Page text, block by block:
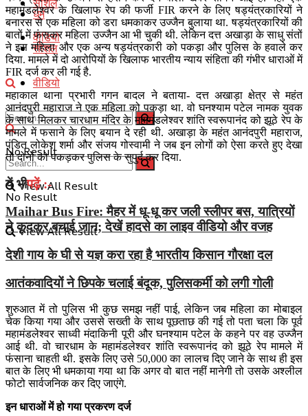
वीडियो
No Result
View All Result
धर्म
सोशल
वीडियो
No Result
View All Result
महामंडलेश्वर के खिलाफ रेप की फर्जी FIR करने के लिए षड्यंत्रकारियों ने
बनारस से एक महिला को डरा धमकाकर उज्जैन बुलाया था. षड्यंत्रकारियों की
बातों में फंसकर महिला उज्जैन आ भी चुकी थी. लेकिन दत्त अखाड़ा के साधु संतों
ने इस महिला और एक अन्य षड्यंत्रकारी को पकड़ा और पुलिस के हवाले कर
दिया. मामले में दो आरोपियों के खिलाफ भारतीय न्याय संहिता की गंभीर धाराओं में
FIR दर्ज कर ली गई है.
महाकाल थाना प्रभारी गगन बादल ने बताया- दत्त अखाड़ा क्षेत्र से महंत
आनंदपुरी महाराज ने एक महिला को पकड़ा था. वो घनश्याम पटेल नामक युवक
के साथ मिलकर चारधाम मंदिर के महामंडलेश्वर शांति स्वरूपानंद को झूठे रेप के
मामले में फसाने के लिए बयान दे रही थी. अखाड़ा के महंत आनंदपुरी महाराज,
पंडित लोकेश शर्मा और संजय गोस्वामी ने जब इन लोगों को ऐसा करते हुए देखा
तो दोनों को पकड़कर पुलिस के सुपुर्द कर दिया.
यें भीपढ़ें :-
Maihar Bus Fire: मैहर में धू-धू कर जली स्लीपर बस, यात्रियों
ने कूदकर बचाई जान; देखें हादसे का लाइव वीडियो और वजह
देशी गाय के घी से यज्ञ करा रहा है भारतीय किसान गौरक्षा दल
आतंकवादियों ने छिपके चलाई बंदूक, पुलिसकर्मी को लगी गोली
शुरुआत में तो पुलिस भी कुछ समझ नहीं पाई, लेकिन जब महिला का मोबाइल
चेक किया गया और उससे सख्ती के साथ पूछताछ की गई तो पता चला कि पूर्व
महामंडलेश्वर साध्वी मंदाकिनी पूरी और घनश्याम पटेल के कहने पर वह उज्जैन
आई थी. वो चारधाम के महामंडलेश्वर शांति स्वरूपानंद को झूठे रेप मामले में
फंसाना चाहती थी. इसके लिए उसे 50,000 का लालच दिए जाने के साथ ही इस
बात के लिए भी धमकाया गया था कि अगर वो बात नहीं मानेगी तो उसके अश्लील
फोटो सार्वजनिक कर दिए जाएंगे.
इन धाराओं में हो गया प्रकरण दर्ज